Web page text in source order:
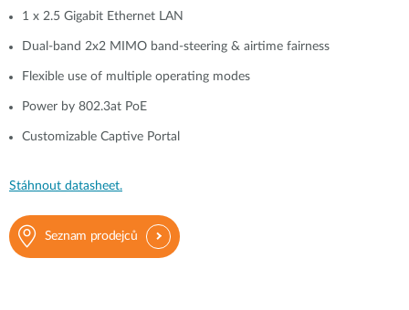
1 x 2.5 Gigabit Ethernet LAN
Dual-band 2x2 MIMO band-steering & airtime fairness
Flexible use of multiple operating modes
Power by 802.3at PoE
Customizable Captive Portal
Stáhnout datasheet.
Seznam prodejců